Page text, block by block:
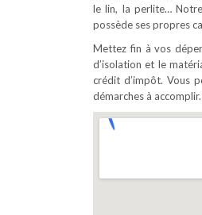
le lin, la perlite…
possède ses propres
Mettez fin à vos
d’isolation et le
crédit d’impôt. Vous
démarches à accomplir.